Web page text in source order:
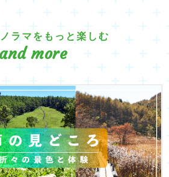
ラマをもっと楽しむ
and more